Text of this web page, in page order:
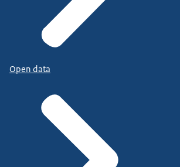
Open data